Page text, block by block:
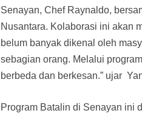
Senayan, Chef Raynaldo,
Nusantara. Kolaborasi ini akan
belum banyak dikenal oleh
sebagian orang. Melalui
berbeda dan berkesan.” ujar
Program Batalin di Senayan ini